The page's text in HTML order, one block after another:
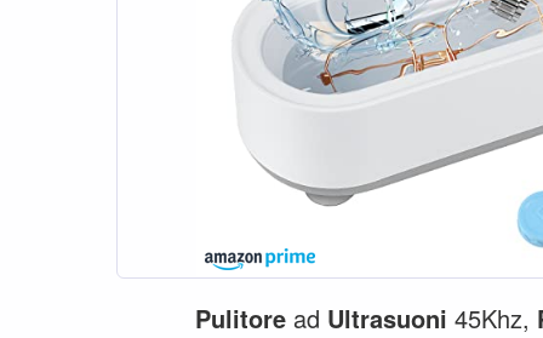
Pulitoread Ultrasuoni 45Khz,